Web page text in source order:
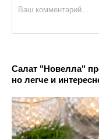
Салат "Новелла"
но легче и